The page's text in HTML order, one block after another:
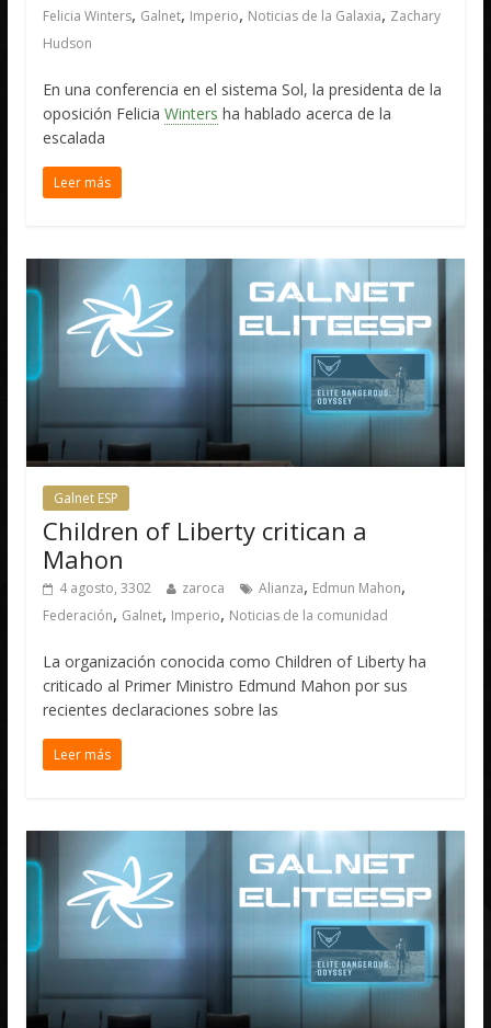
Felicia Winters, Galnet, Imperio, Noticias de la Galaxia, Zachary
Hudson
En una conferencia en el sistema Sol, la presidenta de la
oposición FeliciaWinters ha hablado acerca de la
escalada
Leer más
Galnet ESP
Children of Liberty critican a
Mahon
4 agosto, 3302 zaroca Alianza, Edmun Mahon,
Federación, Galnet, Imperio, Noticias de la comunidad
La organización conocida como Children of Liberty ha
criticado al Primer Ministro Edmund Mahon por sus
recientes declaraciones sobre las
Leer más